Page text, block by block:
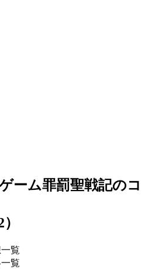
ーム罪罰聖戦記のコ
覧
覧